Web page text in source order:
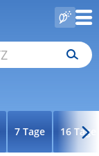
7 Tage 16 Tage